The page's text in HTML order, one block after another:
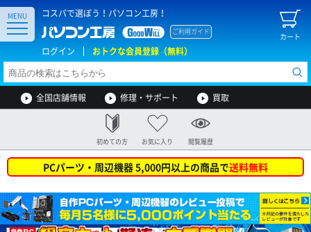
コスパで選ぼう！パソコン工房！
カート
ご利用ガイド
ログイン おトクな会員登録（無料）
MENU
全国店舗情報 修理・サポート 買取
初めての方 お気に入り 閲覧履歴
PCパーツ・周辺機器 5,000円以上の商品で送料無料